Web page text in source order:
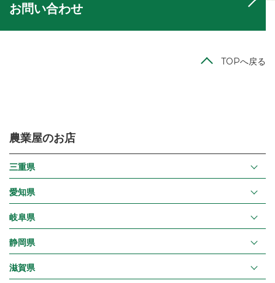
お問い合わせ
TOPへ戻る
農業屋のお店
三重県
愛知県
岐阜県
静岡県
滋賀県